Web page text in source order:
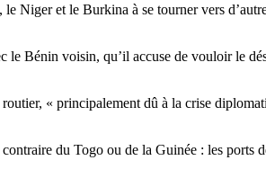
Niger et le Burkina à se tourner vers
Bénin voisin, qu’il accuse de vouloir le
« principalement dû à la crise
du Togo ou de la Guinée : les ports